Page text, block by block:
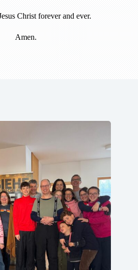
Christ forever and ever.
Amen.